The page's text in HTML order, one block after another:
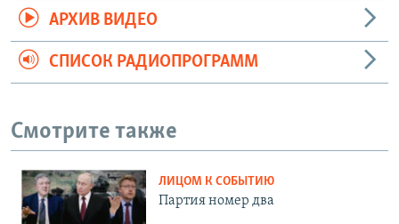
АРХИВ ВИДЕО
СПИСОК РАДИОПРОГРАММ
Смотрите также
ЛИЦОМ К СОБЫТИЮ
Партия номер два